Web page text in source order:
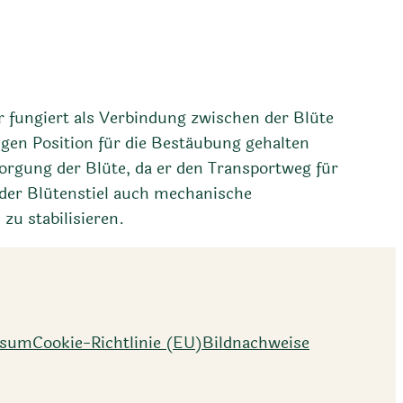
als Verbindung zwischen der Blüte
Position für die Bestäubung gehalten
der Blüte, da er den Transportweg für
Blütenstiel auch mechanische
stabilisieren.
Cookie-Richtlinie (EU)Bildnachweise